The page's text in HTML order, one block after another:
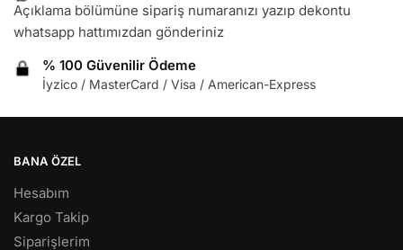
Açıklama bölümüne sipariş numaranızı yazıp dekontu
whatsapp hattımızdan gönderiniz
% 100 Güvenilir Ödeme
İyzico / MasterCard / Visa / American-Express
BANA ÖZEL
Hesabım
Kargo Takip
Siparişlerim